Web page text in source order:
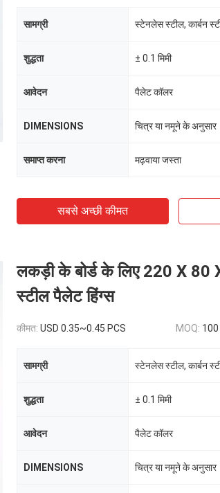
सामग्री स्टेनलेस स्टील, कार्बन
शुद्धता ± 0.1 मिमी
आवेदन पैलेट कॉलर
DIMENSIONS चित्र या नमूने के अनुसार
समाप्त करना मढ़वाया जस्ता
सबसे अच्छी कीमत
लकड़ी के बोर्ड के लिए 220 X 80
स्टील पैलेट हिंग्स
कीमत: USD 0.35~0.45 PCS MOQ:
सामग्री स्टेनलेस स्टील, कार्बन
शुद्धता ± 0.1 मिमी
आवेदन पैलेट कॉलर
DIMENSIONS चित्र या नमूने के अनुसार